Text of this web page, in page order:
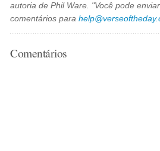
autoria de Phil Ware. "Você pode
comentários para
Comentários